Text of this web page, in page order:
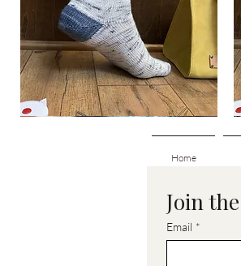
Visualização rápida
Basic
Home
Join
Email *